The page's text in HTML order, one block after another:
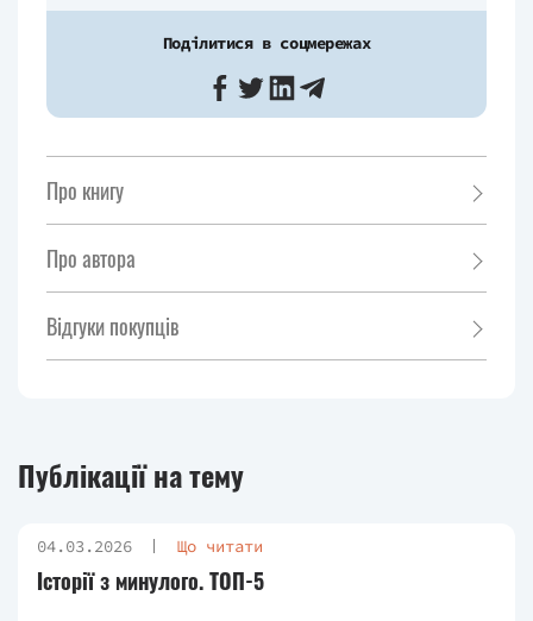
Поділитися в соцмережах
Про книгу
Про автора
Відгуки покупців
Публікації на тему
04.03.2026 Що читати
Історії з минулого. ТОП-5